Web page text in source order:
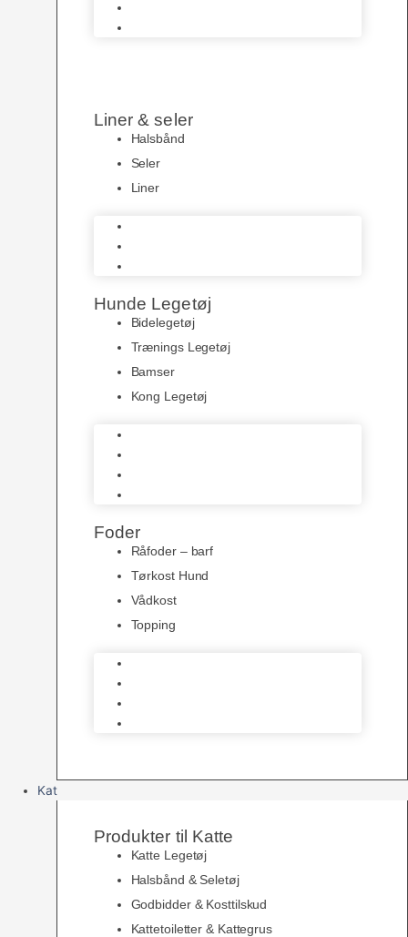
Liner & seler
Halsbånd
Seler
Liner
Hunde Legetøj
Bidelegetøj
Trænings Legetøj
Bamser
Kong Legetøj
Foder
Råfoder – barf
Tørkost Hund
Vådkost
Topping
Kat
Produkter til Katte
Katte Legetøj
Halsbånd & Seletøj
Godbidder & Kosttilskud
Kattetoiletter & Kattegrus